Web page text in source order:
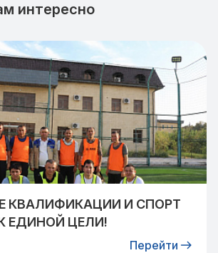
интересно
КВАЛИФИКАЦИИ И СПОРТ
ЕДИНОЙ ЦЕЛИ!
Перейти